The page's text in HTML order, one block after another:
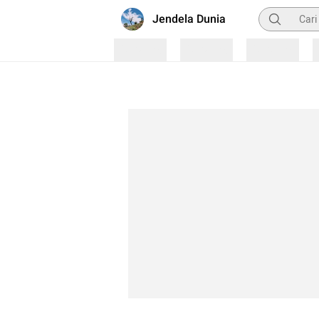
Jendela Dunia Pencarian